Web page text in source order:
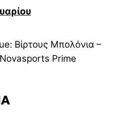
Βίρτους Μπολόνια –
Prime